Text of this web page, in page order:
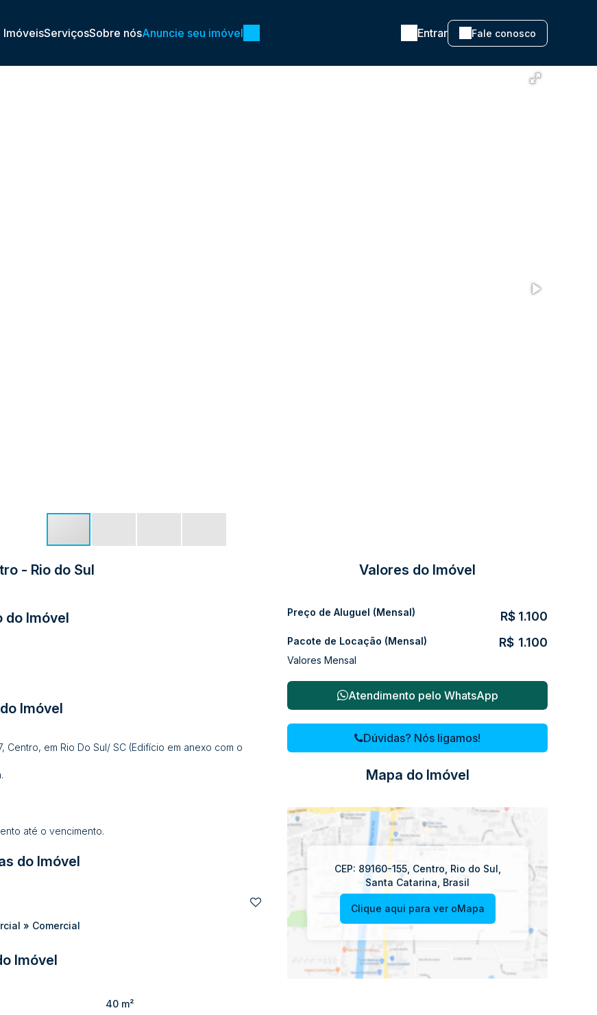
Fale conosco
Entrar
Anuncie seu imóvel
Sobre nós
Serviços
Imóveis
- Rio do Sul
do Imóvel
Imóvel
Centro, em Rio Do Sul/ SC (Edifício em anexo com o
até o vencimento.
do Imóvel
» Comercial
Imóvel
40 m²
Valores do Imóvel
R$ 1.100
Preço de Aluguel (Mensal)
Valores Mensal
R$ 1.100
Pacote de Locação (Mensal)
Atendimento pelo WhatsApp
Dúvidas? Nós ligamos!
Mapa do Imóvel
CEP: 89160-155, Centro Rio do Sul
Santa Catarina Brasil
Clique aqui para ver oMapa